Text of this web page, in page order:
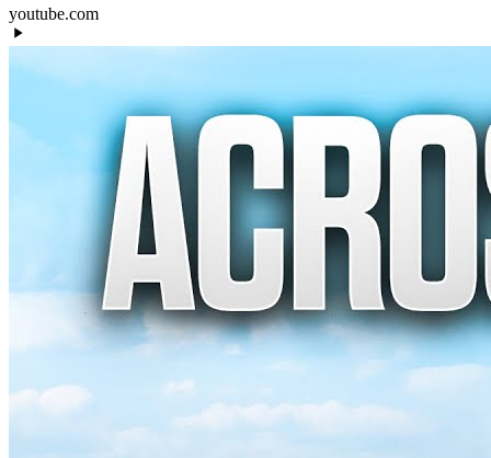
youtube.com